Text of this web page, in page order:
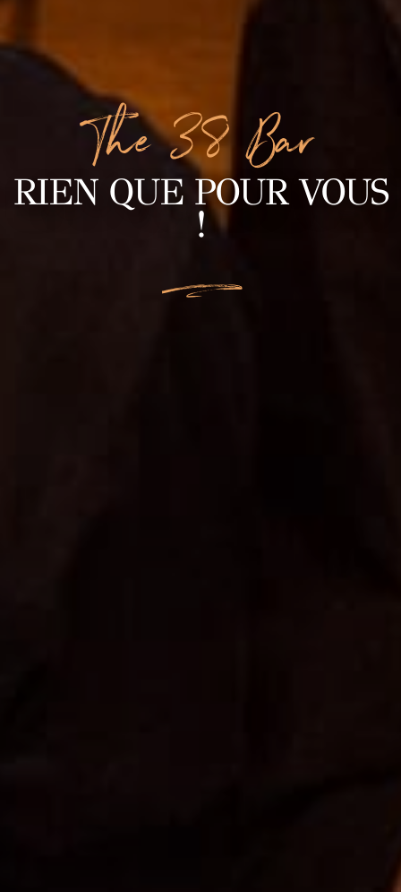
The 38 Bar
RIEN QUE POUR VOUS
!
L